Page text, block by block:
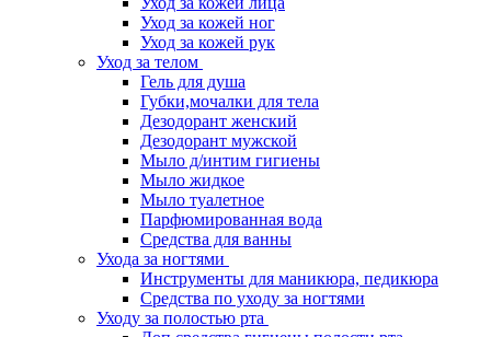
Уход за кожей ног
Уход за кожей рук
Уход за телом
Гель для душа
Губки,мочалки для тела
Дезодорант женский
Дезодорант мужской
Мыло д/интим гигиены
Мыло жидкое
Мыло туалетное
Парфюмированная вода
Средства для ванны
Ухода за ногтями
Инструменты для маникюра, педикюра
Средства по уходу за ногтями
Уходу за полостью рта